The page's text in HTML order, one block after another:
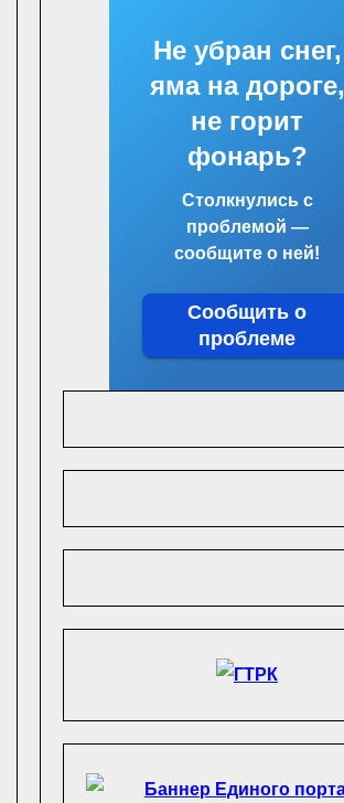
Не убран снег,
яма на дороге,
не горит
фонарь?
Столкнулись с
проблемой —
сообщите о ней!
Сообщить о
проблеме